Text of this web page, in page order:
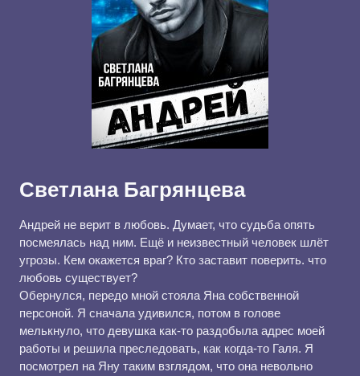
Светлана Багрянцева
Андрей не верит в любовь. Думает, что судьба опять
посмеялась над ним. Ещё и неизвестный человек шлёт
угрозы. Кем окажется враг? Кто заставит поверить. что
любовь существует?
Обернулся, передо мной стояла Яна собственной
персоной. Я сначала удивился, потом в голове
мелькнуло, что девушка как-то раздобыла адрес моей
работы и решила преследовать, как когда-то Галя. Я
посмотрел на Яну таким взглядом, что она невольно